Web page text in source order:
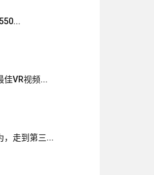
佳VR视频...
，走到第三...